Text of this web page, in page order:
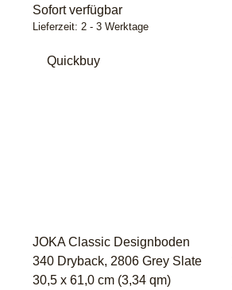
Sofort verfügbar
Lieferzeit: 2 - 3 Werktage
Quickbuy
JOKA Classic Designboden
340 Dryback, 2806 Grey Slate
30,5 x 61,0 cm (3,34 qm)